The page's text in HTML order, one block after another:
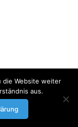
die Website weiter
aus.